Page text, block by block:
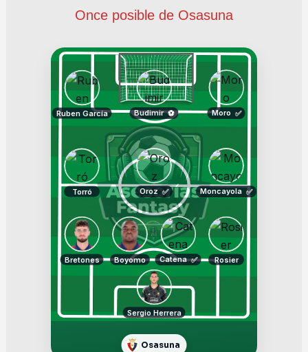
Once posible de Osasuna
Sergio Herrera
Bretones Boyomo Catena ✅ Rosier
Torró Oroz ✅ Moncayola ✅
Ruben García Budimir ⚽ Moro ✅
Osasuna